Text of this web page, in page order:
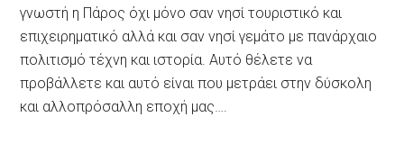
γνωστή η Πάρος όχι μόνο σαν νησί τουριστικό και
επιχειρηματικό αλλά και σαν νησί γεμάτο με πανάρχαιο
πολιτισμό τέχνη και ιστορία. Αυτό θέλετε να
προβάλλετε και αυτό είναι που μετράει στην δύσκολη
και αλλοπρόσαλλη εποχή μας….